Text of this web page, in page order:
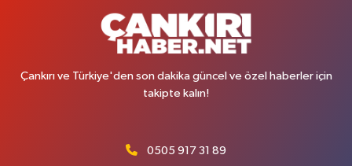
Çankırı ve Türkiye'den son dakika güncel ve özel haberler için
takipte kalın!
0505 917 31 89